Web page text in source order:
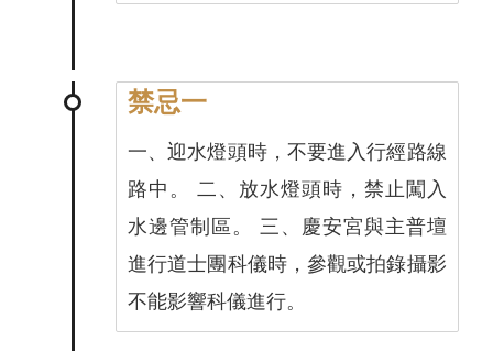
禁忌一
一、迎水燈頭時，不要進入行經路線
路中。 二、放水燈頭時，禁止闖入
水邊管制區。 三、慶安宮與主普壇
進行道士團科儀時，參觀或拍錄攝影
不能影響科儀進行。